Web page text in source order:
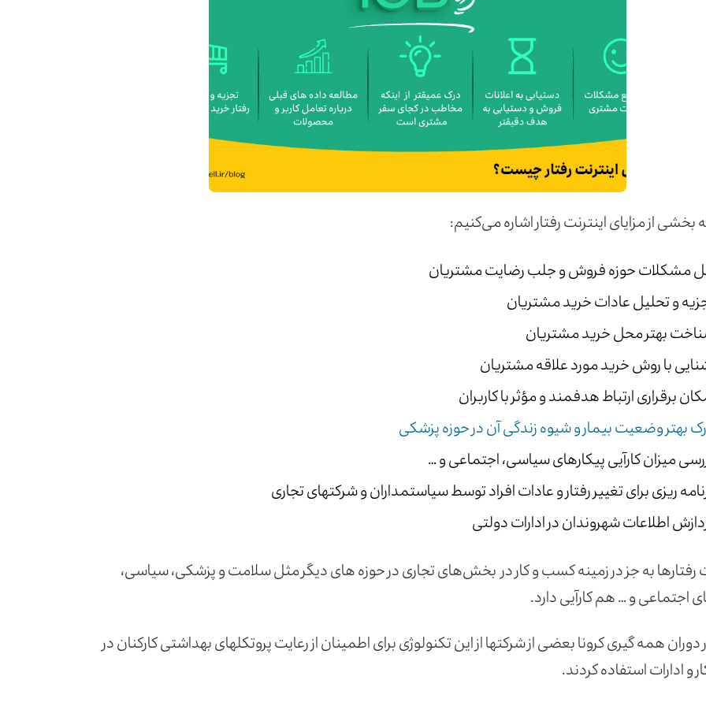
بخشی از مزایای اینترنت رفتار اشاره می‌کنیم:
مشکلات حوزه فروش و جلب رضایت مشتریان
و تحلیل عادات خرید مشتریان
بهتر محل خرید مشتریان
با روش خرید مورد علاقه مشتریان
برقراری ارتباط هدفمند و مؤثر با کاربران
بهتر وضعیت بیمار و شیوه زندگی آن در حوزه پزشکی
میزان کارآیی پیکارهای سیاسی، اجتماعی و …
ریزی برای تغییر رفتار و عادات افراد توسط سیاستمداران و شرکت­های تجاری
اطلاعات شهروندان در ادارات دولتی
رفتارها به جز در زمینه کسب و کار در بخش‌های تجاری در حوزه‌ های دیگر مثل سلامت و پزشکی، سیاسی،
اجتماعی و … هم کارآیی دارد.
دوران همه گیری کرونا بعضی از شرکت­ها از این تکنولوژی برای اطمینان از رعایت پروتکل­های بهداشتی کارکنان در
و ادارات استفاده کردند.